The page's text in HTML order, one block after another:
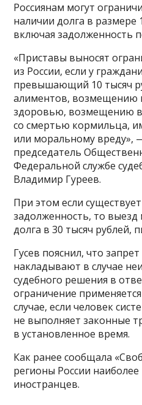
Россиянам могут
наличии долга в размере
включая задолженность
«Приставы выносят
из России, если у
превышающий 10 тысяч
алиментов, возмещению
здоровью, возмещению
со смертью кормильца,
или моральному вреду»,
председатель
Федеральной службе
Владимир Гуреев.
При этом если
задолженность, то выезд
долга в 30 тысяч рублей,
Гусев пояснил, что
накладывают в случае
судебного решения в
ограничение
случае, если человек
не выполняет законные
в установленное время.
Как ранее сообщала
регионы России
иностранцев.